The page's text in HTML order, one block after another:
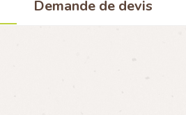
Demande de devis